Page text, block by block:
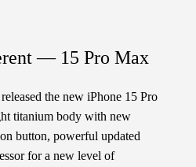
— 15 Pro Max
the new iPhone 15 Pro
titanium body with new
button, powerful updated
for a new level of